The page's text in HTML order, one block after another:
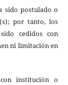
sido postulado o
por tanto, los
cedidos con
ni limitación en
institución o